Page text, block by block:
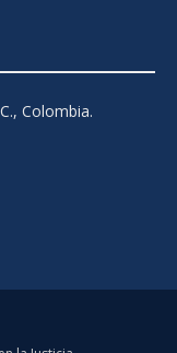
Colombia.